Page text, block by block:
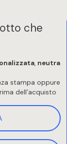
che
, neutra
stampa oppure
dell’acquisto